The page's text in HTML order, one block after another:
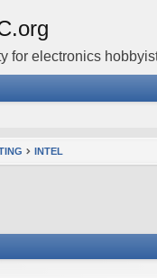
for electronics
INTEL